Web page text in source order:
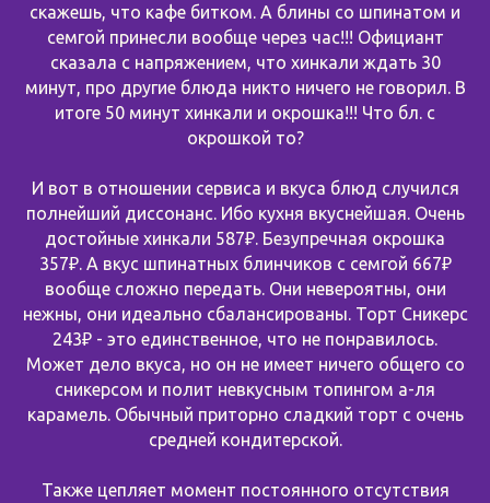
скажешь, что кафе битком. А блины со шпинатом и
семгой принесли вообще через час!!! Официант
сказала с напряжением, что хинкали ждать 30
минут, про другие блюда никто ничего не говорил. В
итоге 50 минут хинкали и окрошка!!! Что бл. с
окрошкой то?
И вот в отношении сервиса и вкуса блюд случился
полнейший диссонанс. Ибо кухня вкуснейшая. Очень
достойные хинкали 587₽. Безупречная окрошка
357₽. А вкус шпинатных блинчиков с семгой 667₽
вообще сложно передать. Они невероятны, они
нежны, они идеально сбалансированы. Торт Сникерс
243₽ - это единственное, что не понравилось.
Может дело вкуса, но он не имеет ничего общего со
сникерсом и полит невкусным топингом а-ля
карамель. Обычный приторно сладкий торт с очень
средней кондитерской.
Также цепляет момент постоянного отсутствия